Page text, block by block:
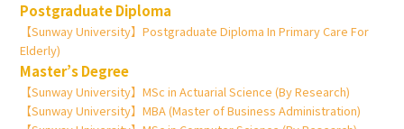
Postgraduate Diploma
【Sunway University】Postgraduate Diploma In Primary Care For
Elderly)
Master’s Degree
【Sunway University】MSc in Actuarial Science (By Research)
【Sunway University】MBA (Master of Business Administration)